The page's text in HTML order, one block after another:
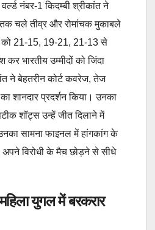
नंबर-1 किदम्बी श्रीकांत ने
चले तीव्र और रोमांचक मुकाबले
को 21-15, 19-21, 21-13 से
भारतीय उम्मीदों को जिंदा
ने बेहतरीन कोर्ट कवरेज, तेज
शानदार प्रदर्शन किया। उनका
शॉट्स उन्हें जीत दिलाने में
सामना फाइनल में हांगकांग के
विरोधी के मैच छोड़ने से सीधे
युगल में बरकरार